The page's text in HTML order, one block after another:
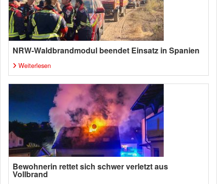
NRW-Waldbrandmodul beendet Einsatz in Spanien
Weiterlesen
Bewohnerin rettet sich schwer verletzt aus
Vollbrand